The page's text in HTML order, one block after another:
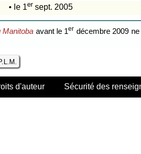
• le 1er sept. 2005
Manitoba avant le 1er décembre 2009
d'auteur Sécurité des